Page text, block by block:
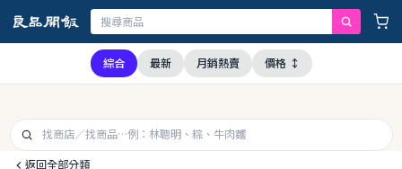
本公司全品項與上游供應商均未採用問題油品，請安心購買食用
綜合 最新 月銷熱賣 價格 ↕
返回全部分類